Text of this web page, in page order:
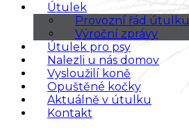
Útulek
Provozní řád útulku
Výroční zprávy
Útulek pro psy
Nalezli u nás domov
Vysloužilí koně
Opuštěné kočky
Aktuálně v útulku
Kontakt